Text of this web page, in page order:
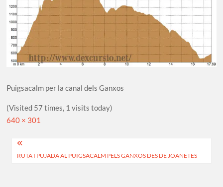
Puigsacalm per la canal dels Ganxos
(Visited 57 times, 1 visits today)
Full
640 × 301
Navegació
d'entrades
RUTA I PUJADA AL PUIGSACALM PELS GANXOS DES DE JOANETES